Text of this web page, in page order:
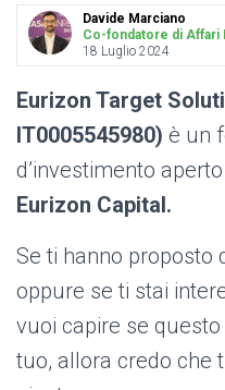
Davide Marciano
Co-fondatore di Affari
18 Luglio 2024
Eurizon Target
IT0005545980) è un
d’investimento
Eurizon Capital.
Se ti hanno proposto
oppure se ti stai
vuoi capire se
tuo, allora credo che